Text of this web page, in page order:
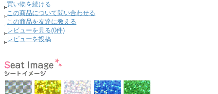
買い物を続ける
この商品について問い合わせる
この商品を友達に教える
レビューを見る(0件)
レビューを投稿